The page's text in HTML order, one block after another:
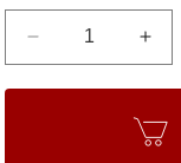
信
イ